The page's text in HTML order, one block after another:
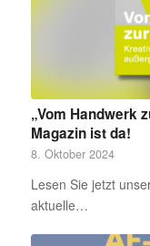
„Vom Handwerk
Magazin ist da!
8. Oktober 2024
Lesen Sie jetzt
aktuelle…